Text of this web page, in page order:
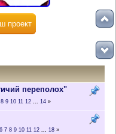
проект
переполох"
8 9 10 11 12 ... 14»
6 7 8 9 10 11 12 ... 18»